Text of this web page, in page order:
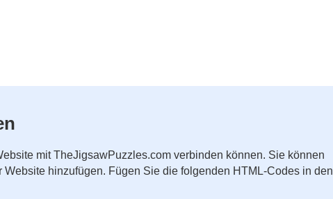
mit TheJigsawPuzzles.com verbinden können. Sie können
hinzufügen. Fügen Sie die folgenden HTML-Codes in den